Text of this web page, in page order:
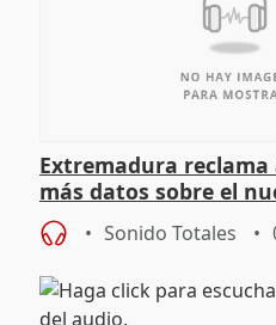
Extremadura reclama
más datos sobre el
financiación
Sonido Totales